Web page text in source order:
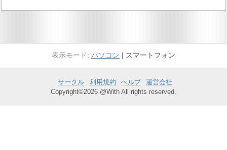
パソコン スマートフォン
サークル 利用規約 ヘルプ
運営会社
Copyright©2026 @With All rights reserved.